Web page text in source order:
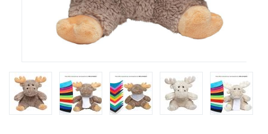
CYBERNECARD
LA SOCIÉTÉ
CATALOGUES & TARIFS
MARQUES & CERTIFICATS
TECHNIQUES MARQUAGE